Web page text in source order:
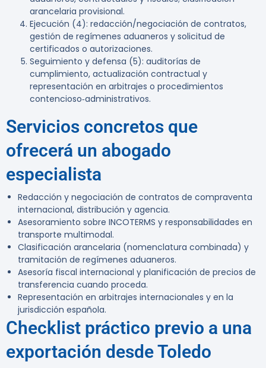
arancelaria provisional.
Ejecución (4): redacción/negociación de contratos,
gestión de regímenes aduaneros y solicitud de
certificados o autorizaciones.
Seguimiento y defensa (5): auditorías de
cumplimiento, actualización contractual y
representación en arbitrajes o procedimientos
contencioso‑administrativos.
Servicios concretos que
ofrecerá un abogado
especialista
Redacción y negociación de contratos de compraventa
internacional, distribución y agencia.
Asesoramiento sobre INCOTERMS y responsabilidades en
transporte multimodal.
Clasificación arancelaria (nomenclatura combinada) y
tramitación de regímenes aduaneros.
Asesoría fiscal internacional y planificación de precios de
transferencia cuando proceda.
Representación en arbitrajes internacionales y en la
jurisdicción española.
Checklist práctico previo a una
exportación desde Toledo